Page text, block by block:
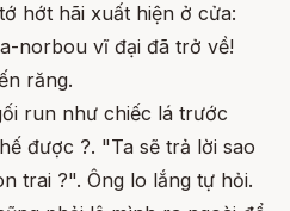
hớt hãi xuất hiện ở cửa:
norbou vĩ đại đã trở về!
răng.
run như chiếc lá trước
được ?. "Ta sẽ trả lời sao
trai ?". Ông lo lắng tự hỏi.